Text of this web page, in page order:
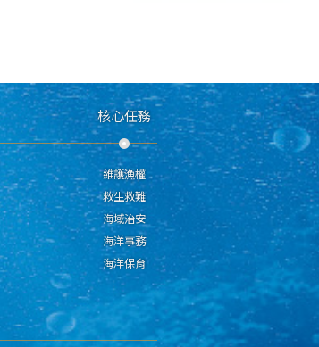
核心任務
維護漁權
救生救難
海域治安
海洋事務
海洋保育